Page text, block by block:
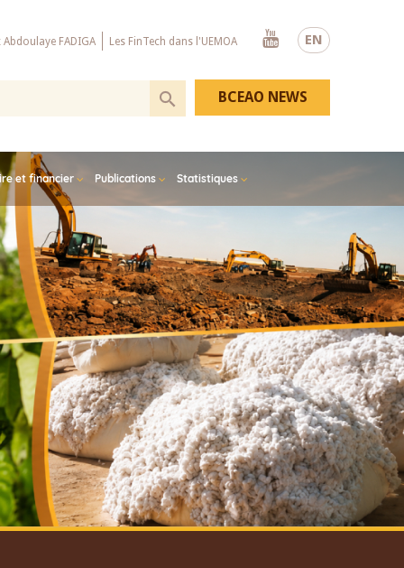
EN
Abdoulaye FADIGA Les FinTech dans l'UEMOA
Youtube
et financier Publications Statistiques
BCEAO NEWS